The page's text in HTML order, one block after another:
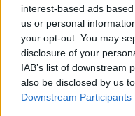
interest-based ads
us or personal
your opt-out. You may
disclosure of your
IAB’s list of downstream
also be disclosed by us
Downstream Participants
magyar